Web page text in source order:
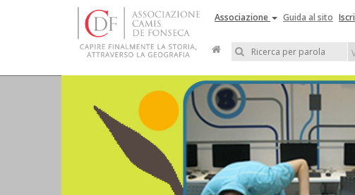
Associazione Guida al sito